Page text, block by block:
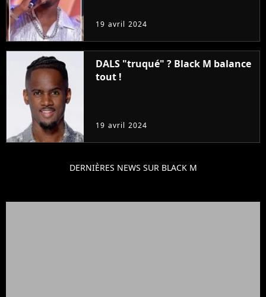
19 avril 2024
DALS "truqué" ? Black M balance
tout !
19 avril 2024
DERNIÈRES NEWS SUR BLACK M